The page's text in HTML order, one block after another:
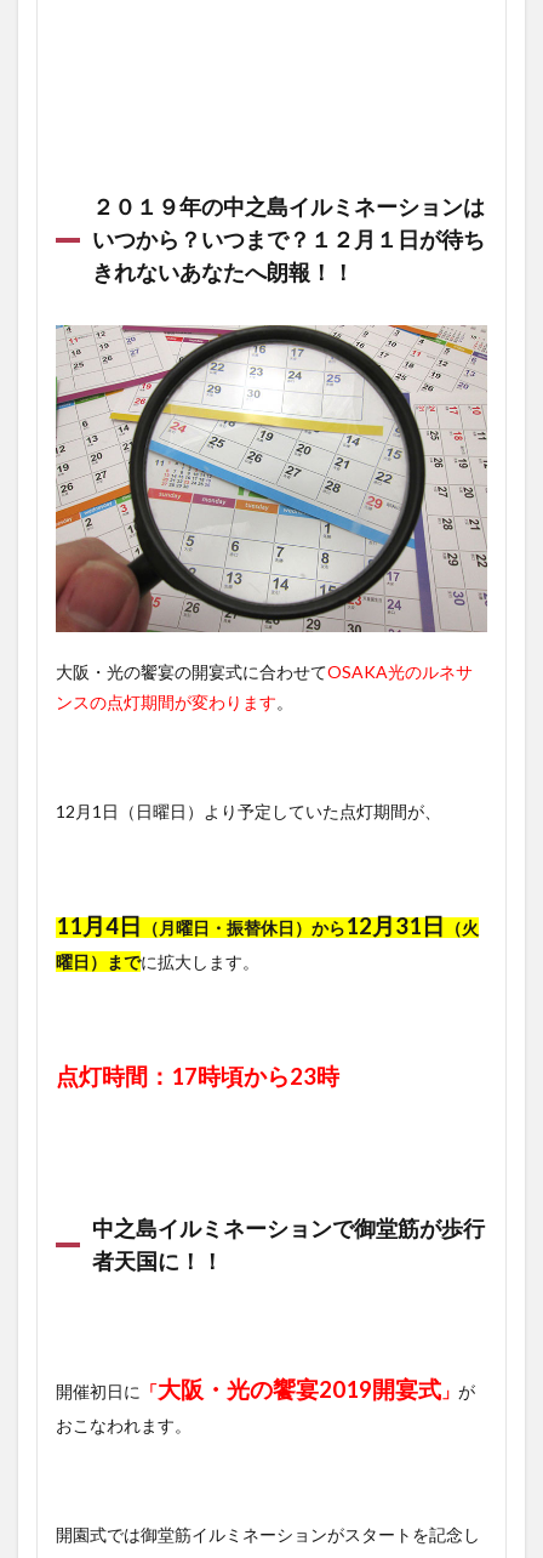
２０１９年の中之島イルミネーションは
いつから？いつまで？１２月１日が待ち
きれないあなたへ朗報！！
大阪・光の饗宴の開宴式に合わせてOSAKA光のルネサ
ンスの点灯期間が変わります。
12月1日（日曜日）より予定していた点灯期間が、
11月4日 （月曜日・振替休日）から12月31日 （火
曜日）までに拡大します。
点灯時間：17時頃から23時
中之島イルミネーションで御堂筋が歩行
者天国に！！
開催初日に 「大阪・光の饗宴2019開宴式 」 が
おこなわれます。
開園式では御堂筋イルミネーションがスタートを記念し